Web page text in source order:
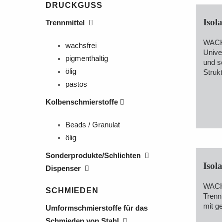
und
mit
DRUCKGUSS
Trennmittel
wachsfrei
pigmenthaltig
ölig
pastos
Kolbenschmierstoffe
Beads / Granulat
ölig
Sonderprodukte/Schlichten
Dispenser
SCHMIEDEN
Umformschmierstoffe für das